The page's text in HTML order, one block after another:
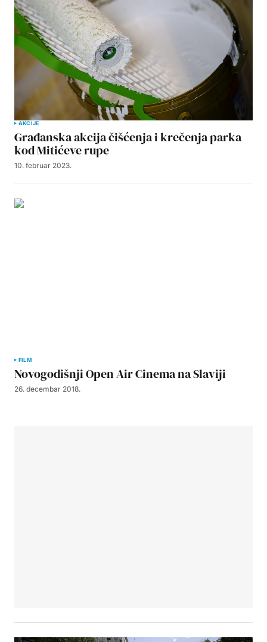
AKCIJE
Građanska akcija čišćenja i krečenja parka
kod Mitićeve rupe
10. februar 2023.
FILM
Novogodišnji Open Air Cinema na Slaviji
26. decembar 2018.